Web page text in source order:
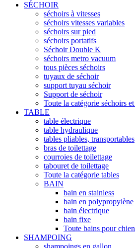
SÉCHOIR
séchoirs à vitesses
séchoirs vitesses variables
séchoirs sur pied
séchoirs portatifs
Séchoir Double K
séchoirs metro vacuum
tous pièces séchoirs
tuyaux de séchoir
support tuyau séchoir
Support de séchoir
Toute la catégorie séchoirs
TABLE
table électrique
table hydraulique
tables pliables, transportables
bras de toilettage
courroies de toilettage
tabouret de toilettage
Toute la catégorie tables
BAIN
bain en stainless
bain en polypropylène
bain électrique
bain fixe
Toute bains pour
SHAMPOING
shampoings en gallon